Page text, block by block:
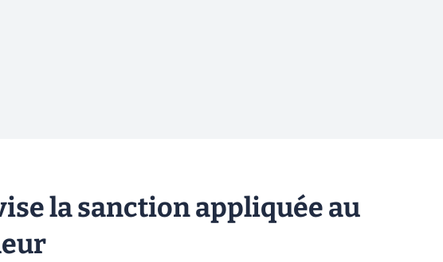
la sanction appliquée au